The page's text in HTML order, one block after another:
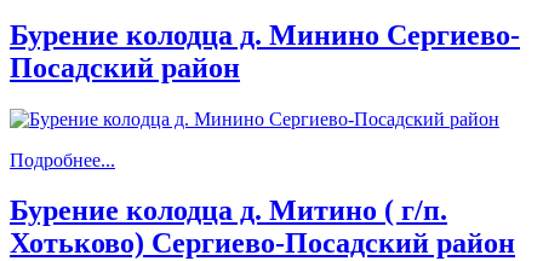
Бурение колодца д. Минино Сергиево-
Посадский район
Подробнее...
Бурение колодца д. Митино ( г/п.
Хотьково) Сергиево-Посадский район